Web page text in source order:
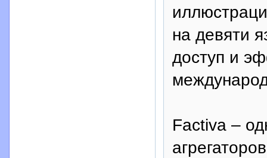
на девяти
доступ и
Factiva –